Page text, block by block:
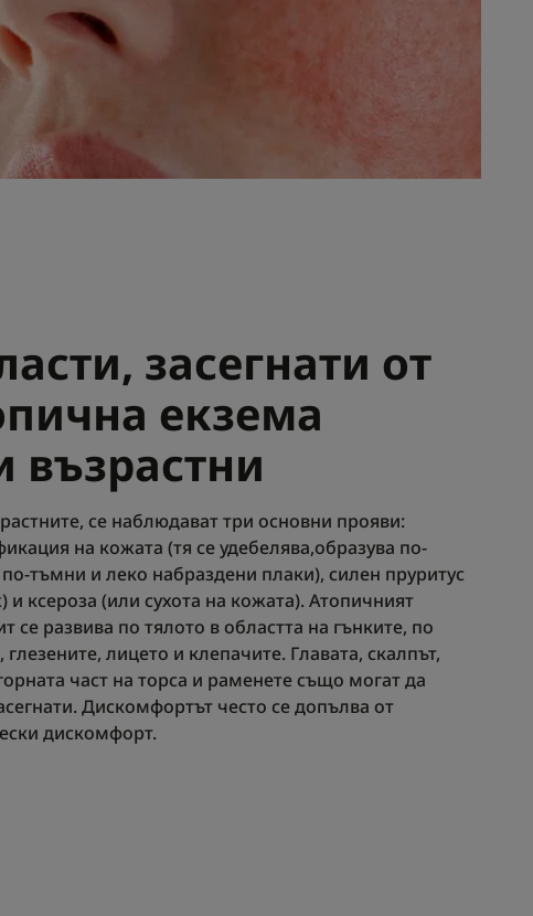
засегнати от
екзема
възрастни
се наблюдават три основни прояви:
на кожата (тя се удебелява,образува по-
тъмни и леко набраздени плаки), силен пруритус
и ксероза (или сухота на кожата). Атопичният
се развива по тялото в областта на гънките, по
глезените, лицето и клепачите. Главата, скалпът,
част на торса и раменете също могат да
Дискомфортът често се допълва от
дискомфорт.